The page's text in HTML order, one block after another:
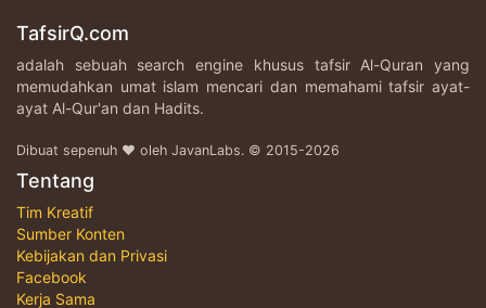
TafsirQ.com
adalah sebuah search engine khusus tafsir Al-Quran yang
memudahkan umat islam mencari dan memahami tafsir ayat-
ayat Al-Qur'an dan Hadits.
Dibuat sepenuh ♥ oleh JavanLabs. © 2015-2026
Tentang
Tim Kreatif
Sumber Konten
Kebijakan dan Privasi
Facebook
Kerja Sama